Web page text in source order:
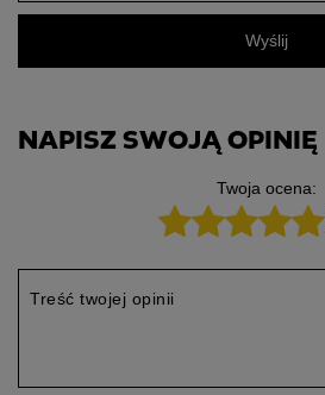
Wyślij
NAPISZ SWOJĄ OPINIĘ
Twoja ocena:
Treść twojej opinii